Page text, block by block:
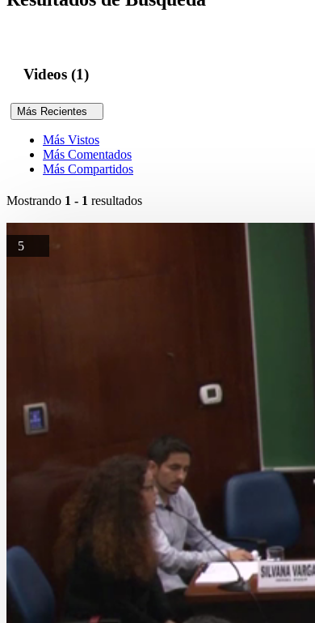
Videos (1)
Más Recientes
Más Vistos
Más Comentados
Más Compartidos
Mostrando 1 - 1 resultados
5